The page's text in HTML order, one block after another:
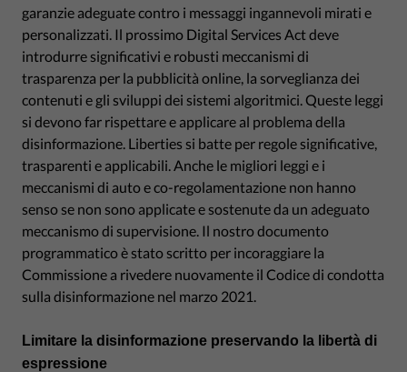
garanzie adeguate contro i messaggi ingannevoli mirati e
personalizzati. Il prossimo Digital Services Act deve
introdurre significativi e robusti meccanismi di
trasparenza per la pubblicità online, la sorveglianza dei
contenuti e gli sviluppi dei sistemi algoritmici. Queste leggi
si devono far rispettare e applicare al problema della
disinformazione. Liberties si batte per regole significative,
trasparenti e applicabili. Anche le migliori leggi e i
meccanismi di auto e co-regolamentazione non hanno
senso se non sono applicate e sostenute da un adeguato
meccanismo di supervisione. Il nostro documento
programmatico è stato scritto per incoraggiare la
Commissione a rivedere nuovamente il Codice di condotta
sulla disinformazione nel marzo 2021.
Limitare la disinformazione preservando la libertà di
espressione